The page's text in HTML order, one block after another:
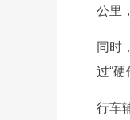
公里
同时
过“
行车